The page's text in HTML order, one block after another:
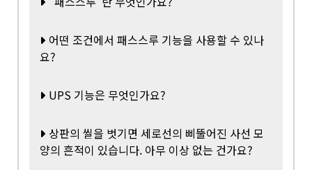
어떤 조건에서 패스스루 기능을 사용할 수 있나
요?
UPS 기능은 무엇인가요?
상판의 씰을 벗기면 세로선의 삐뚤어진 사선 모
양의 흔적이 있습니다. 아무 이상 없는 건가요?